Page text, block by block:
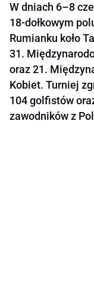
W dniach 6–8
18-dołkowym
Rumianku koło
31.
oraz 21.
Kobiet. Turniej
104 golfistów
zawodników z